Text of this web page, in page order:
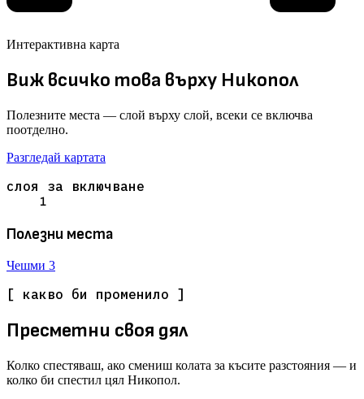
Интерактивна карта
Виж всичко това върху Никопол
Полезните места — слой върху слой, всеки се включва
поотделно.
Разгледай картата
слоя за включване
1
Полезни места
Чешми 3
[ какво би променило ]
Пресметни своя дял
Колко спестяваш, ако смениш колата за късите разстояния — и
колко би спестил цял Никопол.